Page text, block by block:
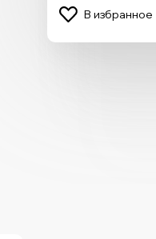
В избранное